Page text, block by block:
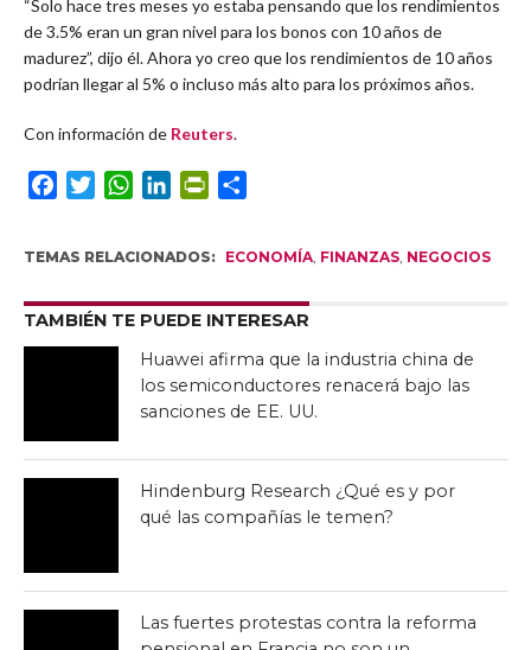
“Solo hace tres meses yo estaba pensando que los rendimientos
de 3.5% eran un gran nivel para los bonos con 10 años de
madurez”, dijo él. Ahora yo creo que los rendimientos de 10 años
podrían llegar al 5% o incluso más alto para los próximos años.
Con información de Reuters.
FacebookTwitterWhatsApp
LinkedInPrintFriendly
TEMAS RELACIONADOS: ECONOMÍA, FINANZAS, NEGOCIOS
TAMBIÉN TE PUEDE INTERESAR
Huawei afirma que la industria china de
los semiconductores renacerá bajo las
sanciones de EE. UU.
Hindenburg Research ¿Qué es y por
qué las compañías le temen?
Las fuertes protestas contra la reforma